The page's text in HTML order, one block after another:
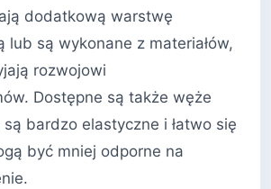
dodatkową warstwę
lub są wykonane z materiałów,
rozwojowi
Dostępne są także węże
bardzo elastyczne i łatwo się
być mniej odporne na